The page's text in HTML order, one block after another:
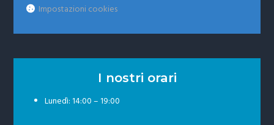
Impostazioni cookies
I nostri orari
Lunedì: 14:00 – 19:00